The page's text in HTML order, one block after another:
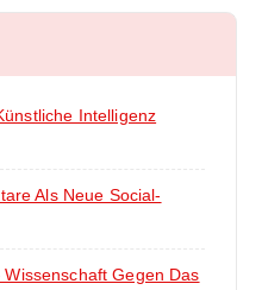
Intelligenz
Als Neue Social-
Gegen Das